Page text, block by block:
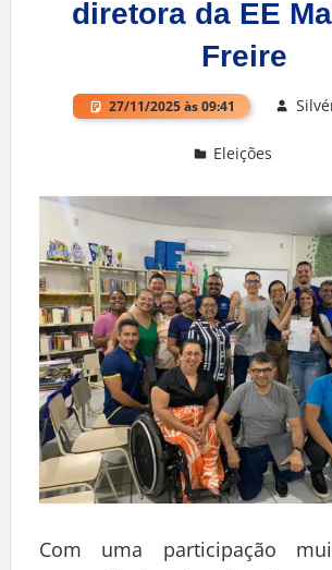
diretora da EE
Freire
27/11/2025 às 09:41
Eleições
Com uma participação